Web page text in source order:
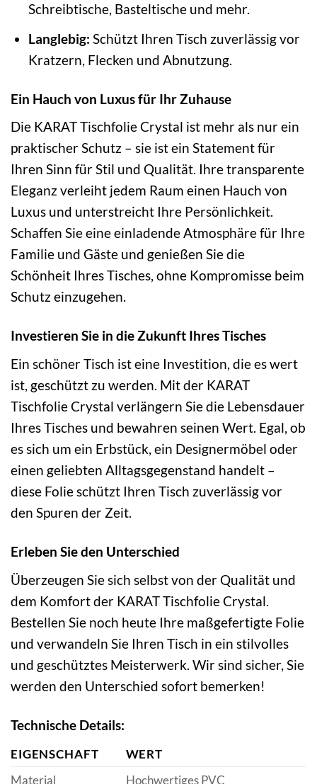
Schreibtische, Basteltische und mehr.
Langlebig: Schützt Ihren Tisch zuverlässig vor
Kratzern, Flecken und Abnutzung.
Ein Hauch von Luxus für Ihr Zuhause
Die KARAT Tischfolie Crystal ist mehr als nur ein
praktischer Schutz – sie ist ein Statement für
Ihren Sinn für Stil und Qualität. Ihre transparente
Eleganz verleiht jedem Raum einen Hauch von
Luxus und unterstreicht Ihre Persönlichkeit.
Schaffen Sie eine einladende Atmosphäre für Ihre
Familie und Gäste und genießen Sie die
Schönheit Ihres Tisches, ohne Kompromisse beim
Schutz einzugehen.
Investieren Sie in die Zukunft Ihres Tisches
Ein schöner Tisch ist eine Investition, die es wert
ist, geschützt zu werden. Mit der KARAT
Tischfolie Crystal verlängern Sie die Lebensdauer
Ihres Tisches und bewahren seinen Wert. Egal, ob
es sich um ein Erbstück, ein Designermöbel oder
einen geliebten Alltagsgegenstand handelt –
diese Folie schützt Ihren Tisch zuverlässig vor
den Spuren der Zeit.
Erleben Sie den Unterschied
Überzeugen Sie sich selbst von der Qualität und
dem Komfort der KARAT Tischfolie Crystal.
Bestellen Sie noch heute Ihre maßgefertigte Folie
und verwandeln Sie Ihren Tisch in ein stilvolles
und geschütztes Meisterwerk. Wir sind sicher, Sie
werden den Unterschied sofort bemerken!
Technische Details:
EIGENSCHAFT
WERT
Material
Hochwertiges PVC